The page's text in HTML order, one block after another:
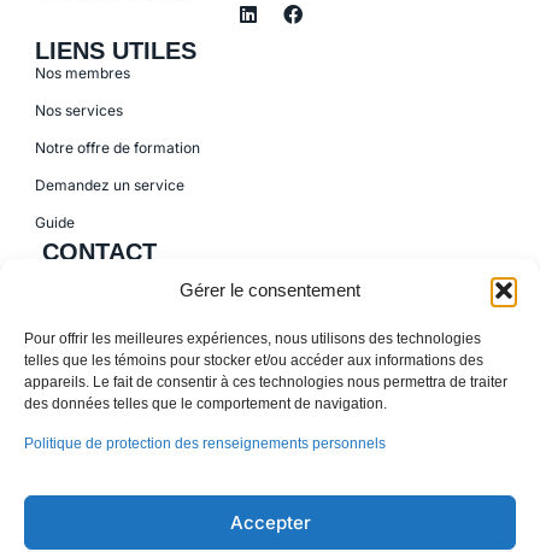
Gérer le consentement
Pour offrir les meilleures expériences, nous utilisons des technologies
telles que les témoins pour stocker et/ou accéder aux informations des
appareils. Le fait de consentir à ces technologies nous permettra de traiter
des données telles que le comportement de navigation.
Politique de protection des renseignements personnels
Accepter
LIENS UTILES
Nos membres
Nos services
Notre offre de formation
Demandez un service
Guide
CONTACT
418-837-7855
info@ressources.coop